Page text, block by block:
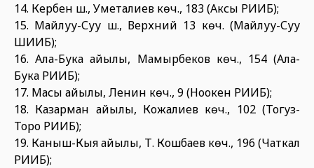
14. Кербен ш., Уметалиев көч., 183 (Аксы РИИБ);
15. Майлуу-Суу ш., Верхний 13 көч. (Майлуу-Суу
ШИИБ);
16. Ала-Бука айылы, Мамырбеков көч., 154 (Ала-
Бука РИИБ);
17. Масы айылы, Ленин көч., 9 (Ноокен РИИБ);
18. Казарман айылы, Кожалиев көч., 102 (Тогуз-
Торо РИИБ);
19. Каныш-Кыя айылы, Т. Кошбаев көч., 196 (Чаткал
РИИБ);